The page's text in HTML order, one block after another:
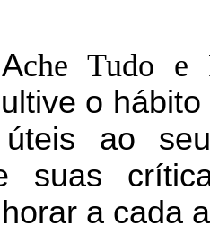
Ache Tudo e
o
ao
suas
a cada